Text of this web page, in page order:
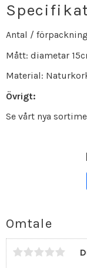
Antal /
Mått: diametar
Material:
Övrigt:
Se vårt nya
Omtale